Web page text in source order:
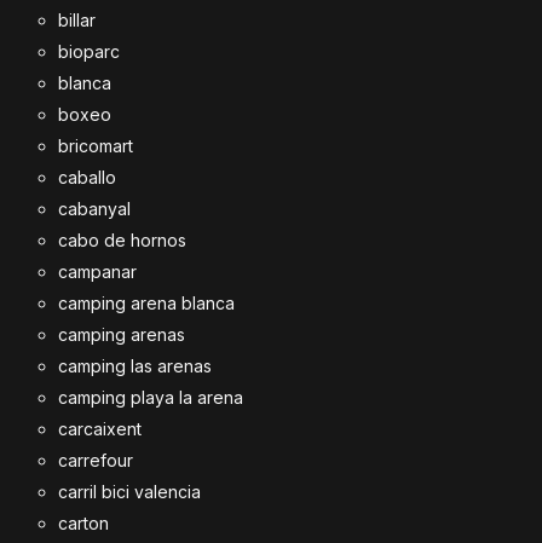
billar
bioparc
blanca
boxeo
bricomart
caballo
cabanyal
cabo de hornos
campanar
camping arena blanca
camping arenas
camping las arenas
camping playa la arena
carcaixent
carrefour
carril bici valencia
carton